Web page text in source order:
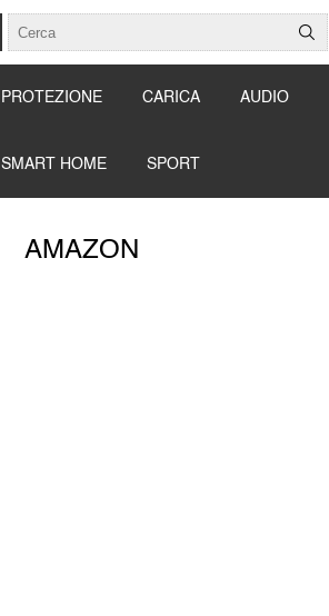
PROTEZIONE CARICA AUDIO
SMART HOME SPORT
AMAZON